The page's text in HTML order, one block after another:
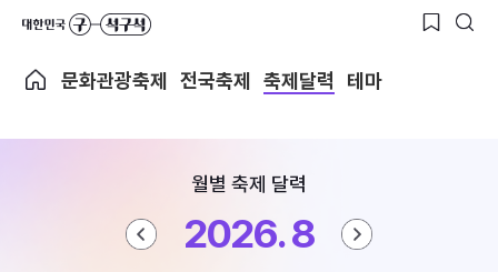
문화관광축제 전국축제 축제달력 테마
월별 축제 달력
2026. 8